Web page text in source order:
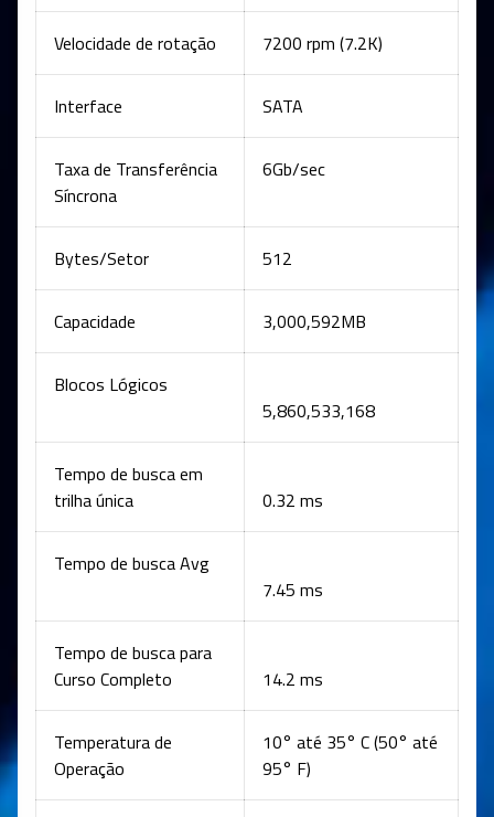
Velocidade de rotação 7200 rpm (7.2K)
Interface SATA
Taxa de Transferência
Síncrona
6Gb/sec
Bytes/Setor 512
Capacidade 3,000,592MB
Blocos Lógicos
5,860,533,168
Tempo de busca em
trilha única
0.32 ms
Tempo de busca Avg
7.45 ms
Tempo de busca para
Curso Completo
14.2 ms
Temperatura de
Operação
10° até 35° C (50° até
95° F)